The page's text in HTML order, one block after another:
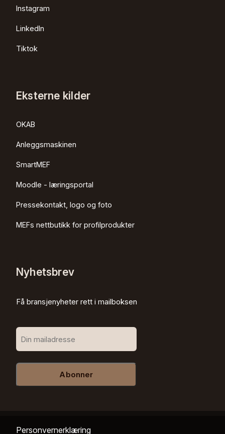
Instagram
LinkedIn
Tiktok
Eksterne kilder
OKAB
Anleggsmaskinen
SmartMEF
Moodle - læringsportal
Pressekontakt, logo og foto
MEFs nettbutikk for profilprodukter
Nyhetsbrev
Få bransjenyheter rett i mailboksen
Abonner
Personvernerklæring